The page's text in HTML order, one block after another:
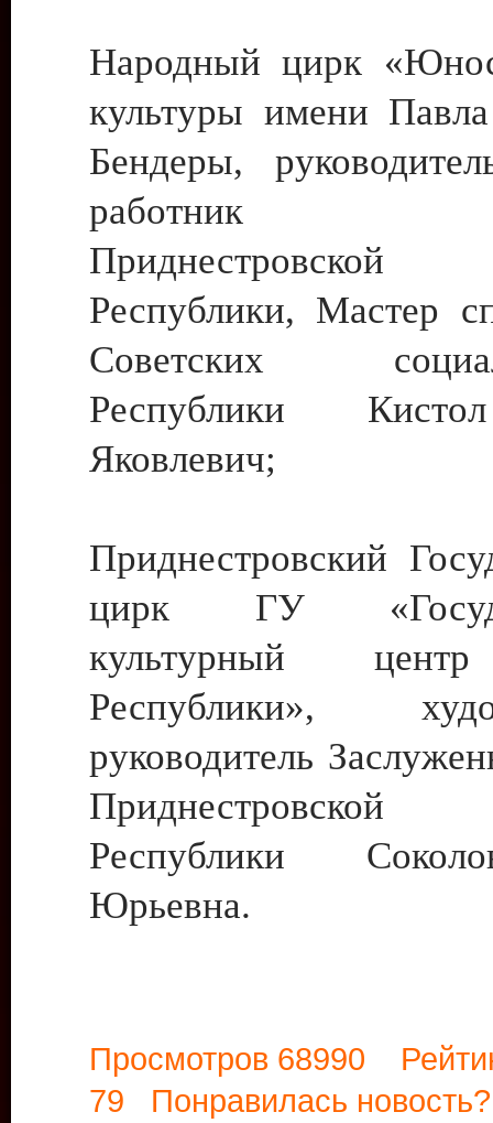
Народный цирк
культуры имени
Бендеры,
работник
Приднестровской
Республики, Мастер
Советских
Республики
Яковлевич;
Приднестровский
цирк ГУ
культурный
Республики»,
руководитель
Приднестровской
Республики
Юрьевна.
Просмотров 68990
79 Понравилась